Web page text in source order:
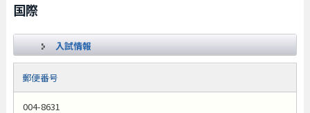
国際
入試情報
郵便番号
004-8631